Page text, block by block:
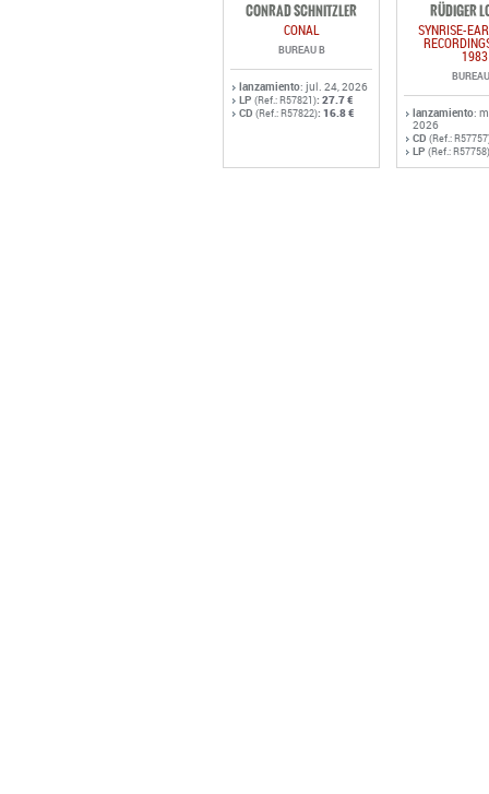
CONRAD SCHNITZLER
CONAL
BUREAU B
lanzamiento: jul. 24, 2026
LP (Ref.: R57821): 27.7 €
CD (Ref.: R57822): 16.8 €
RÜDIGER
SYNRISE-
1983
lanzamiento:
2026
CD (Ref.:
LP (Ref.: R57758)